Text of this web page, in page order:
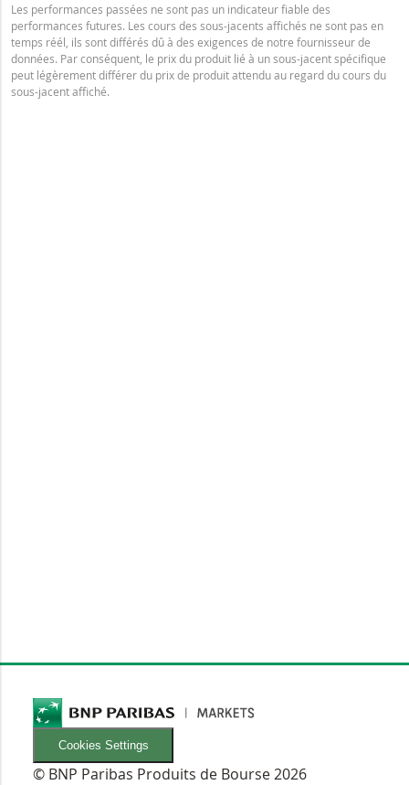
Les performances passées ne sont pas un indicateur fiable des
performances futures. Les cours des sous-jacents affichés ne sont pas en
temps réél, ils sont différés dû à des exigences de notre fournisseur de
données. Par conséquent, le prix du produit lié à un sous-jacent spécifique
peut légèrement différer du prix de produit attendu au regard du cours du
sous-jacent affiché.
Cookies Settings
© BNP Paribas Produits de Bourse 2026